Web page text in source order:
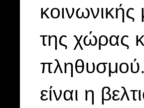
της χώρας
πληθυσμού.
είναι η